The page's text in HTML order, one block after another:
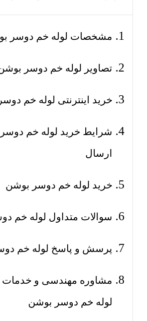
مشخصات لوله خم دوسر
تصاویر لوله خم دوسر
خرید اینترنتی لوله خم
شرایط خرید لوله خم
ارسال
خرید لوله خم دوسر بوشن
سوالات متداول لوله خم
پرسش و پاسخ لوله خم
مشاوره مهندسی و
لوله خم دوسر بوشن